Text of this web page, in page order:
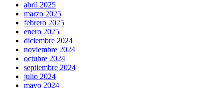
abril 2025
marzo 2025
febrero 2025
enero 2025
diciembre 2024
noviembre 2024
octubre 2024
septiembre 2024
julio 2024
mayo 2024